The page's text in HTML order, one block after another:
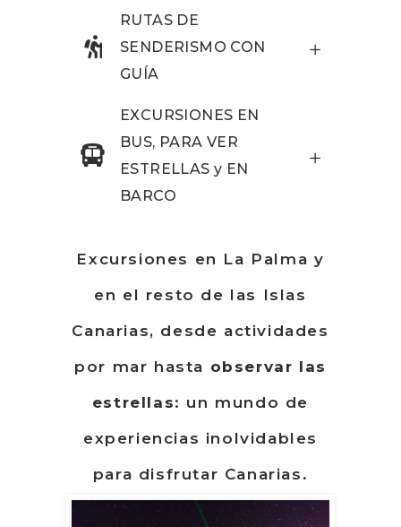
RUTAS DE
SENDERISMO CON
GUÍA
EXCURSIONES EN
BUS, PARA VER
ESTRELLAS y EN
BARCO
Excursiones en La Palma y
en el resto de las Islas
Canarias, desde actividades
por mar hasta observar las
estrellas: un mundo de
experiencias inolvidables
para disfrutar Canarias.